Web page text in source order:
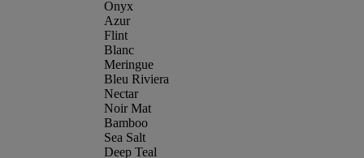
Onyx
Azur
Flint
Blanc
Meringue
Bleu Riviera
Nectar
Noir Mat
Bamboo
Sea Salt
Deep Teal